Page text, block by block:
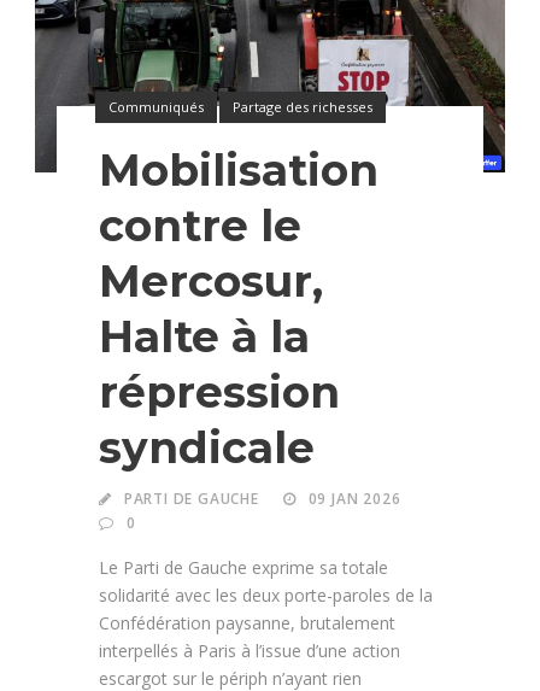
Communiqués Partage des richesses
Mobilisation
contre le
Mercosur,
Halte à la
répression
syndicale
PARTI DE GAUCHE
09 JAN 2026
0
Le Parti de Gauche exprime sa totale
solidarité avec les deux porte-paroles de la
Confédération paysanne, brutalement
interpellés à Paris à l’issue d’une action
escargot sur le périph n’ayant rien